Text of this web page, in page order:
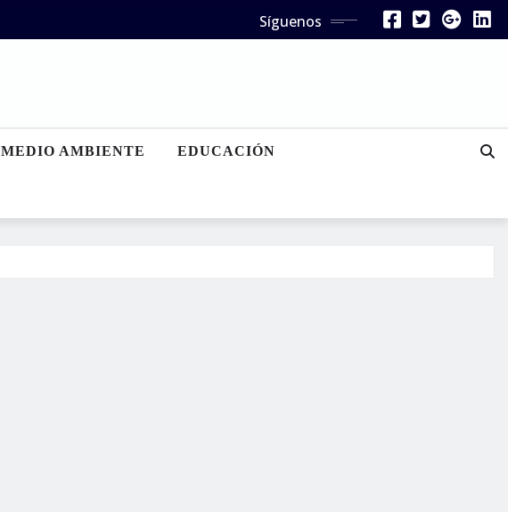
Síguenos
MEDIO AMBIENTE EDUCACIÓN